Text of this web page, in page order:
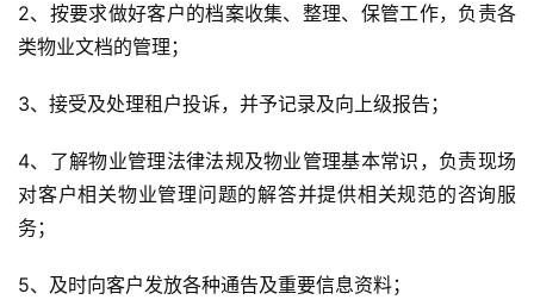
2、按要求做好客户的档案收集、整理、保管工作，负责各
类物业文档的管理；
3、接受及处理租户投诉，并予记录及向上级报告；
4、了解物业管理法律法规及物业管理基本常识，负责现场
对客户相关物业管理问题的解答并提供相关规范的咨询服
务；
5、及时向客户发放各种通告及重要信息资料；